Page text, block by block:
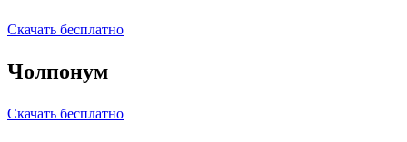
Скачать бесплатно
Чолпонум
Скачать бесплатно